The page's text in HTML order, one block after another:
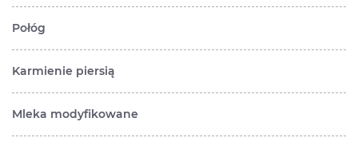
Połóg
Karmienie piersią
Mleka modyfikowane